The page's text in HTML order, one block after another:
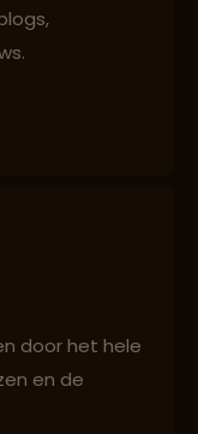
door het hele
en de